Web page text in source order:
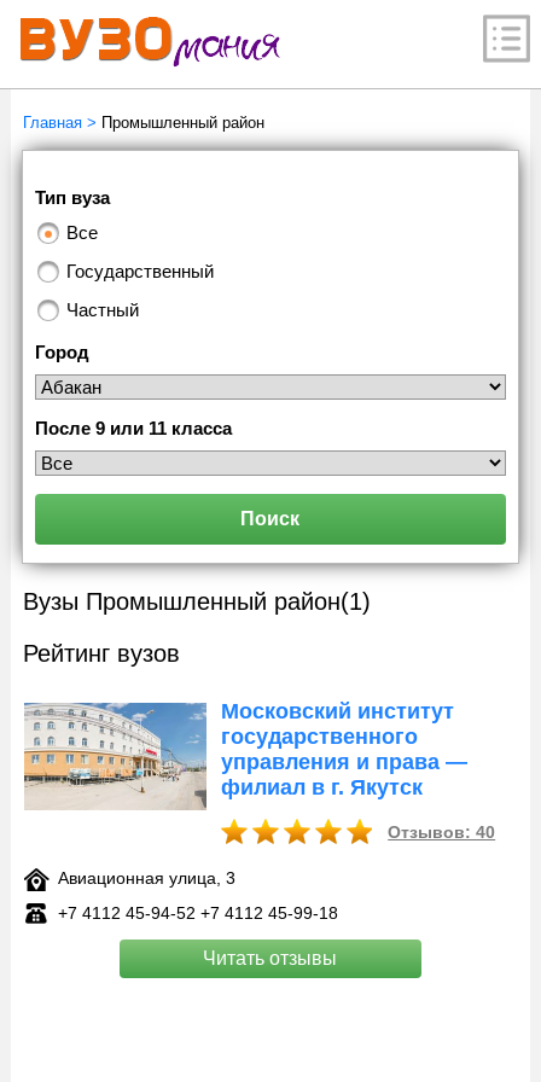
Главная> Промышленный район
Тип вуза
Все
Государственный
Частный
Город
После 9 или 11 класса
Поиск
Вузы Промышленный район(1)
Рейтинг вузов
Московский институт
государственного
управления и права —
филиал в г. Якутск
Отзывов: 40
Авиационная улица, 3
+7 4112 45‑94-52 +7 4112 45‑99-18
Читать отзывы